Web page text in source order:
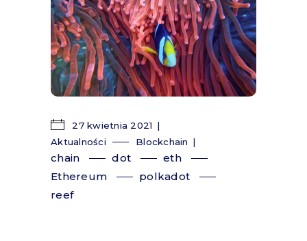
27 kwietnia 2021
Aktualności
Blockchain
chain dot
eth
Ethereum
polkadot
reef